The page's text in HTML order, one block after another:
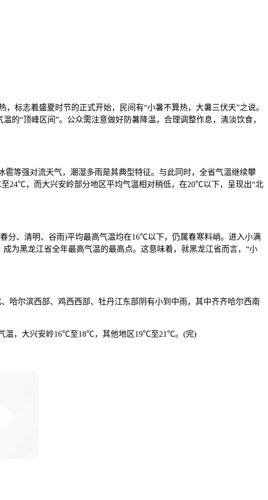
标志着盛夏时节的正式开始，民间有“小暑不算热，大暑三伏天”之说。
的“顶峰区间”。公众需注意做好防暑降温，合理调整作息，清淡饮食，
等强对流天气，潮湿多雨是其典型特征。与此同时，全省气温继续攀
24℃，而大兴安岭部分地区平均气温相对稍低，在20℃以下，呈现出“北
、清明、谷雨)平均最高气温均在16℃以下，仍属春寒料峭。进入小满
为黑龙江省全年最高气温的最高点。这意味着，就黑龙江省而言，“小
尔滨西部、鸡西西部、牡丹江东部阴有小到中雨，其中齐齐哈尔西南
，大兴安岭16℃至18℃，其他地区19℃至21℃。(完)